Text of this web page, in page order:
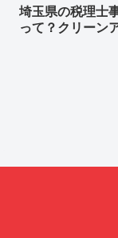
埼玉県の税理士
って？クリーン